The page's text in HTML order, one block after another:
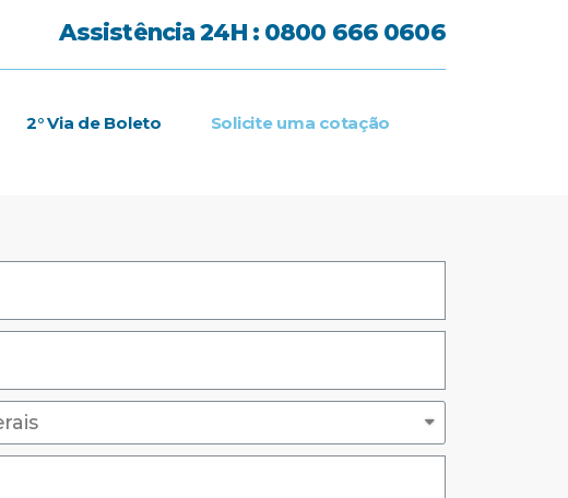
Assistência 24H : 0800 666 0606
2° Via de Boleto Solicite uma cotação